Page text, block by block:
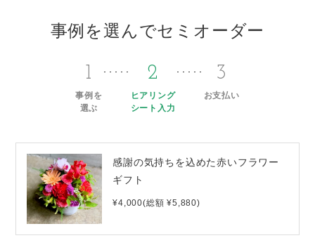
事例を選んでセミオーダー
1
事例を
選ぶ
2
ヒアリング
シート入力
3
お支払い
感謝の気持ちを込めた赤いフラワー
ギフト
¥4,000(総額 ¥5,880)